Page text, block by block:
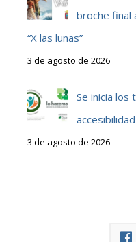
broche final
“X las lunas”
3 de agosto de 2026
Se inicia los
3 de agosto de 2026